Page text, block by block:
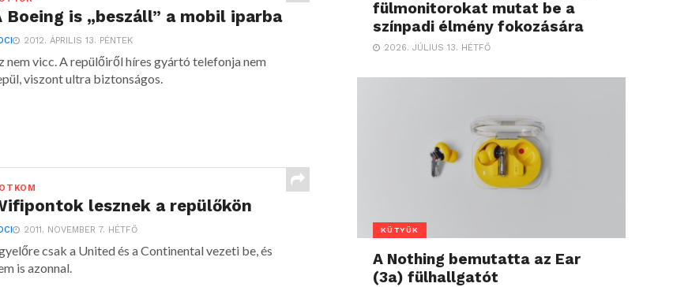
Boeing is „beszáll” a mobil iparba
2012. ÁPRILIS 13. PÉNTEK
nem vicc. A repülőiről híres gyártó telefonja nem
viszont ultra biztonságos.
lesznek a repülőkön
2011. NOVEMBER 7. HÉTFŐ
csak a United és a Continental vezeti be, és
is azonnal.
fülmonitorokat mutat be a
színpadi élmény fokozására
2026. JÚLIUS 13. HÉTFŐ
KÜTYÜK
A Nothing bemutatta az Ear
(3a) fülhallgatót